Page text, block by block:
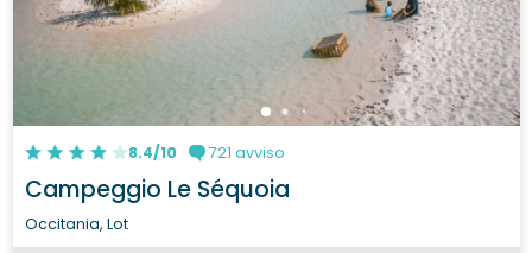
8.4/10 721 avviso
Campeggio Le Séquoia
Occitania, Lot